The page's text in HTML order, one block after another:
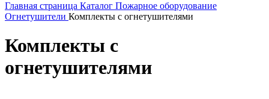
Главная страница Каталог Пожарное оборудование
Огнетушители Комплекты c огнетушителями
Комплекты c
огнетушителями